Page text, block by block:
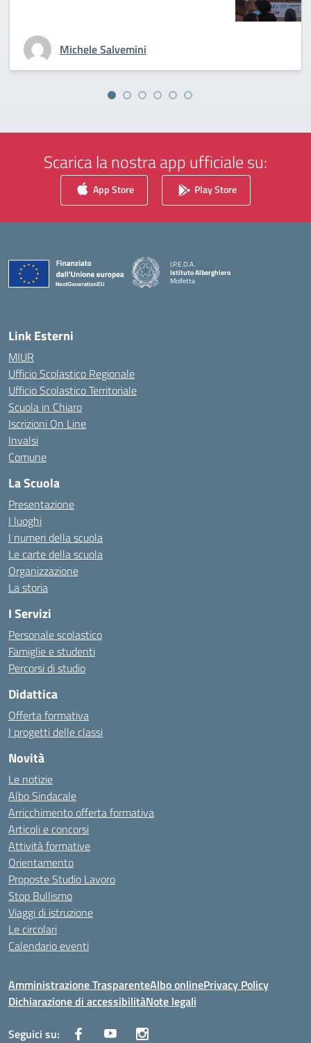
Michele Salvemini
Scarica la nostra app ufficiale su:
App Store Play Store
I.P.E.O.A.
Istituto Alberghiero
Molfetta
Link Esterni
MIUR
Ufficio Scolastico Regionale
Ufficio Scolastico Territoriale
Scuola in Chiaro
Iscrizioni On Line
Invalsi
Comune
La Scuola
Presentazione
I luoghi
I numeri della scuola
Le carte della scuola
Organizzazione
La storia
I Servizi
Personale scolastico
Famiglie e studenti
Percorsi di studio
Didattica
Offerta formativa
I progetti delle classi
Novità
Le notizie
Albo Sindacale
Arricchimento offerta formativa
Articoli e concorsi
Attività formative
Orientamento
Proposte Studio Lavoro
Stop Bullismo
Viaggi di istruzione
Le circolari
Calendario eventi
Amministrazione TrasparenteAlbo onlinePrivacy Policy
Dichiarazione di accessibilitàNote legali
Seguici su: